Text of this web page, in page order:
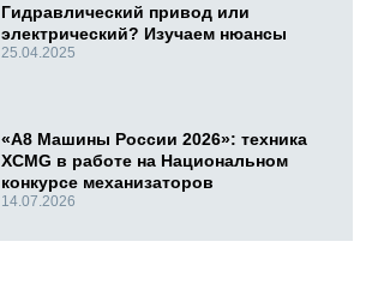
Гидравлический привод или
электрический? Изучаем нюансы
25.04.2025
«А8 Машины России 2026»: техника
XCMG в работе на Национальном
конкурсе механизаторов
14.07.2026